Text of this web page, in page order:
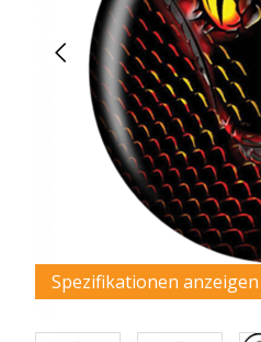
Spezifikationen anzeigen